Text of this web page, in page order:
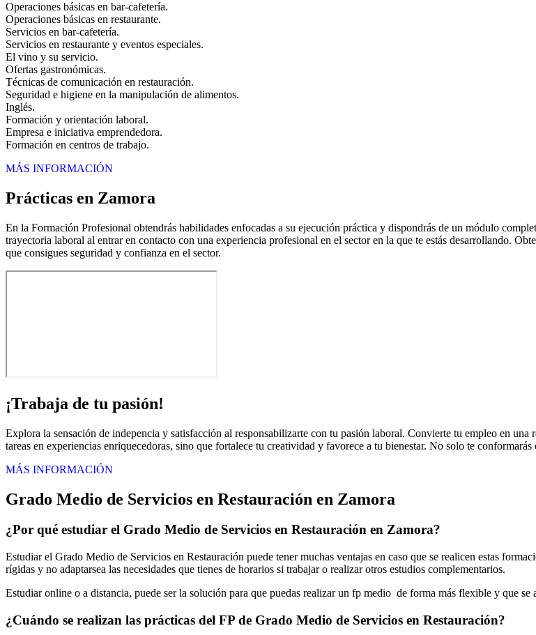
Operaciones básicas en bar-cafetería.
Operaciones básicas en restaurante.
Servicios en bar-cafetería.
Servicios en restaurante y eventos especiales.
El vino y su servicio.
Ofertas gastronómicas.
Técnicas de comunicación en restauración.
Seguridad e higiene en la manipulación de alimentos.
Inglés.
Formación y orientación laboral.
Empresa e iniciativa emprendedora.
Formación en centros de trabajo.
MÁS INFORMACIÓN
Prácticas en Zamora
En la Formación Profesional obtendrás habilidades enfocadas a su ejecución práctica y dispondrás de un módulo
trayectoria laboral al entrar en contacto con una experiencia profesional en el sector en la que te estás desarrollando.
que consigues seguridad y confianza en el sector.
¡Trabaja de tu pasión!
Explora la sensación de indepencia y satisfacción al responsabilizarte con tu pasión laboral. Convierte tu empleo en
tareas en experiencias enriquecedoras, sino que fortalece tu creatividad y favorece a tu bienestar. No solo te
MÁS INFORMACIÓN
Grado Medio de Servicios en Restauración en Zamora
¿Por qué estudiar el Grado Medio de Servicios en Restauración en Zamora?
Estudiar el Grado Medio de Servicios en Restauración puede tener muchas ventajas en caso que se realicen estas
rígidas y no adaptarsea las necesidades que tienes de horarios si trabajar o realizar otros estudios complementarios.
Estudiar online o a distancia, puede ser la solución para que puedas realizar un fp medio de forma más flexible y que se
¿Cuándo se realizan las prácticas del FP de Grado Medio de Servicios en Restauración?